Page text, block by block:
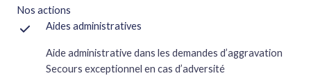
Nos actions
Aides administratives
Aide administrative dans les demandes d’aggravation
Secours exceptionnel en cas d’adversité